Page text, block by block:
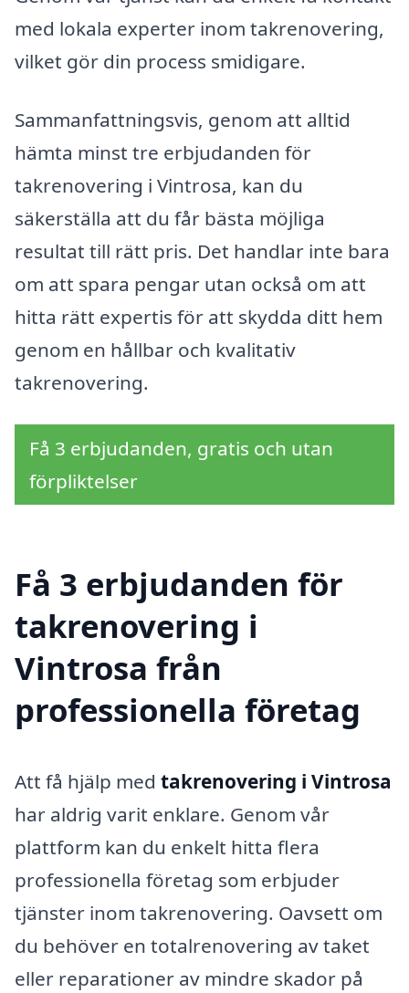
med lokala experter inom takrenovering,
vilket gör din process smidigare.
Sammanfattningsvis, genom att alltid
hämta minst tre erbjudanden för
takrenovering i Vintrosa, kan du
säkerställa att du får bästa möjliga
resultat till rätt pris. Det handlar inte bara
om att spara pengar utan också om att
hitta rätt expertis för att skydda ditt hem
genom en hållbar och kvalitativ
takrenovering.
Få 3 erbjudanden, gratis och utan
förpliktelser
Få 3 erbjudanden för
takrenovering i
Vintrosa från
professionella företag
Att få hjälp med takrenovering i Vintrosa
har aldrig varit enklare. Genom vår
plattform kan du enkelt hitta flera
professionella företag som erbjuder
tjänster inom takrenovering. Oavsett om
du behöver en totalrenovering av taket
eller reparationer av mindre skador på